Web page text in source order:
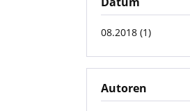
08.2018 (1)
Autoren